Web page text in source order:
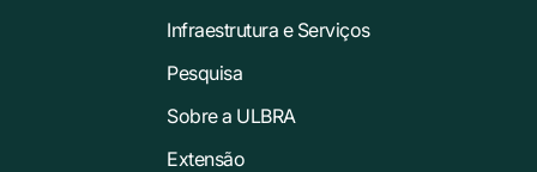
Infraestrutura e Serviços
Pesquisa
Sobre a ULBRA
Extensão